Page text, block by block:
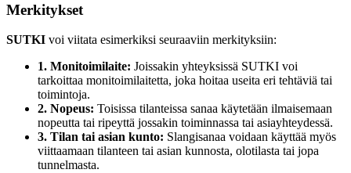
Merkitykset
SUTKI voi viitata esimerkiksi seuraaviin merkityksiin:
1. Monitoimilaite: Joissakin yhteyksissä SUTKI voi
tarkoittaa monitoimilaitetta, joka hoitaa useita eri tehtäviä tai
toimintoja.
2. Nopeus: Toisissa tilanteissa sanaa käytetään ilmaisemaan
nopeutta tai ripeyttä jossakin toiminnassa tai asiayhteydessä.
3. Tilan tai asian kunto: Slangisanaa voidaan käyttää myös
viittaamaan tilanteen tai asian kunnosta, olotilasta tai jopa
tunnelmasta.